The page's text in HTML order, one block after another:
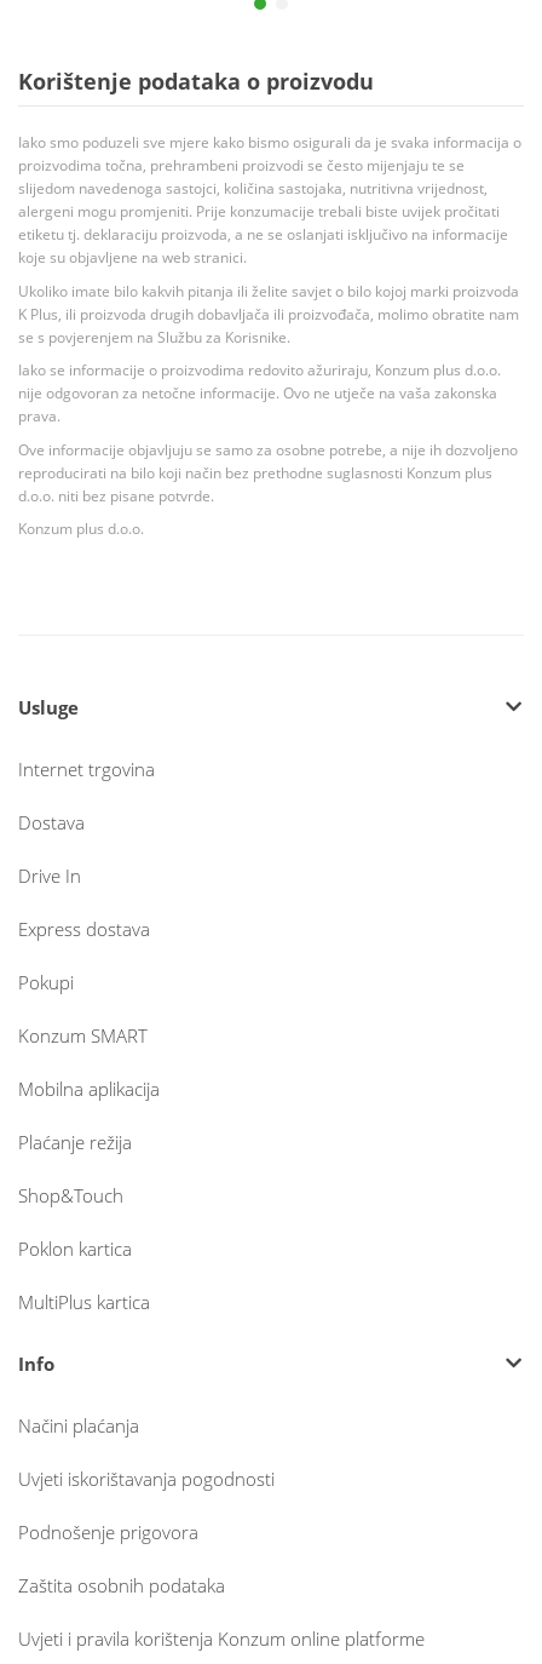
Korištenje podataka o proizvodu
Iako smo poduzeli sve mjere kako bismo osigurali da je svaka informacija o
proizvodima točna, prehrambeni proizvodi se često mijenjaju te se
slijedom navedenoga sastojci, količina sastojaka, nutritivna vrijednost,
alergeni mogu promjeniti. Prije konzumacije trebali biste uvijek pročitati
etiketu tj. deklaraciju proizvoda, a ne se oslanjati isključivo na informacije
koje su objavljene na web stranici.
Ukoliko imate bilo kakvih pitanja ili želite savjet o bilo kojoj marki proizvoda
K Plus, ili proizvoda drugih dobavljača ili proizvođača, molimo obratite nam
se s povjerenjem na Službu za Korisnike.
Iako se informacije o proizvodima redovito ažuriraju, Konzum plus d.o.o.
nije odgovoran za netočne informacije. Ovo ne utječe na vaša zakonska
prava.
Ove informacije objavljuju se samo za osobne potrebe, a nije ih dozvoljeno
reproducirati na bilo koji način bez prethodne suglasnosti Konzum plus
d.o.o. niti bez pisane potvrde.
Konzum plus d.o.o.
Usluge
Internet trgovina
Dostava
Drive In
Express dostava
Pokupi
Konzum SMART
Mobilna aplikacija
Plaćanje režija
Shop&Touch
Poklon kartica
MultiPlus kartica
Info
Načini plaćanja
Uvjeti iskorištavanja pogodnosti
Podnošenje prigovora
Zaštita osobnih podataka
Uvjeti i pravila korištenja Konzum online platforme